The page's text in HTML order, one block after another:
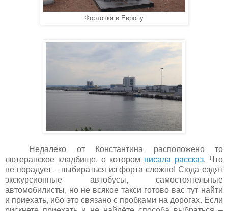
Форточка в Европу
Недалеко от Константина расположено то
лютеранское кладбище, о котором писала рассказ. Что
не порадует – выбираться из форта сложно! Сюда ездят
экскурсионные автобусы, самостоятельные
автомобилисты, но не всякое такси готово вас тут найти
и приехать, ибо это связано с пробками на дорогах. Если